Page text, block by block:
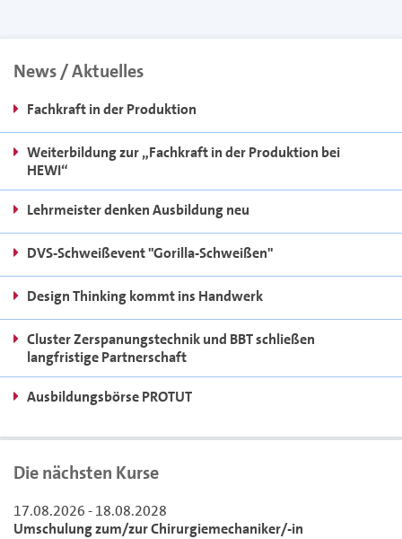
News / Aktuelles
Fachkraft in der Produktion
Weiterbildung zur „Fachkraft in der Produktion bei
HEWI“
Lehrmeister denken Ausbildung neu
DVS-Schweißevent "Gorilla-Schweißen"
Design Thinking kommt ins Handwerk
Cluster Zerspanungstechnik und BBT schließen
langfristige Partnerschaft
Ausbildungsbörse PROTUT
Die nächsten Kurse
17.08.2026 - 18.08.2028
Umschulung zum/zur Chirurgiemechaniker/-in